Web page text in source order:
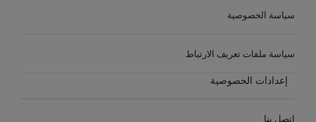
اتصل بنا
سياسة الخصوصية
سياسة ملفات تعريف الارتباط
إعدادات الخصوصية